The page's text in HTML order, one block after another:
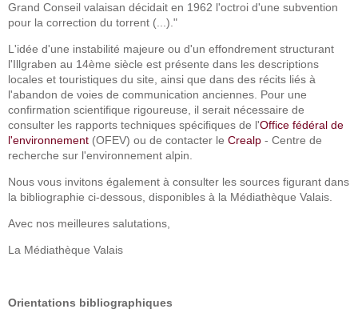
Grand Conseil valaisan décidait en 1962 l'octroi d'une subvention
pour la correction du torrent (...)."
L'idée d'une instabilité majeure ou d'un effondrement structurant
l'Illgraben au 14ème siècle est présente dans les descriptions
locales et touristiques du site, ainsi que dans des récits liés à
l'abandon de voies de communication anciennes. Pour une
confirmation scientifique rigoureuse, il serait nécessaire de
consulter les rapports techniques spécifiques de l'Office fédéral de
l'environnement (OFEV) ou de contacter le Crealp - Centre de
recherche sur l'environnement alpin.
Nous vous invitons également à consulter les sources figurant dans
la bibliographie ci-dessous, disponibles à la Médiathèque Valais.
Avec nos meilleures salutations,
La Médiathèque Valais
Orientations bibliographiques